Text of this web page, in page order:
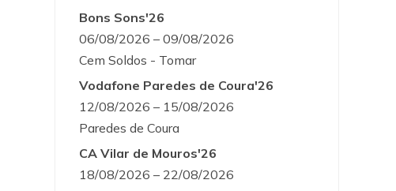
Bons Sons'26
06/08/2026 – 09/08/2026
Cem Soldos - Tomar
Vodafone Paredes de Coura'26
12/08/2026 – 15/08/2026
Paredes de Coura
CA Vilar de Mouros'26
18/08/2026 – 22/08/2026